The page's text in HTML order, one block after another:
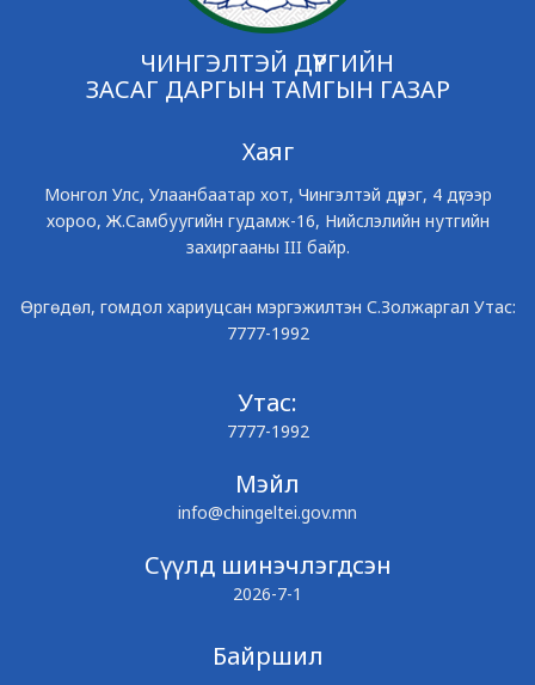
ЧИНГЭЛТЭЙ ДҮҮРГИЙН
ЗАСАГ ДАРГЫН ТАМГЫН ГАЗАР
Хаяг
Монгол Улс, Улаанбаатар хот, Чингэлтэй дүүрэг, 4 дүгээр
хороо, Ж.Самбуугийн гудамж-16, Нийслэлийн нутгийн
захиргааны III байр.
Өргөдөл, гомдол хариуцсан мэргэжилтэн С.Золжаргал Утас:
7777-1992
Утас:
7777-1992
Мэйл
info@chingeltei.gov.mn
Сүүлд шинэчлэгдсэн
2026-7-1
Байршил